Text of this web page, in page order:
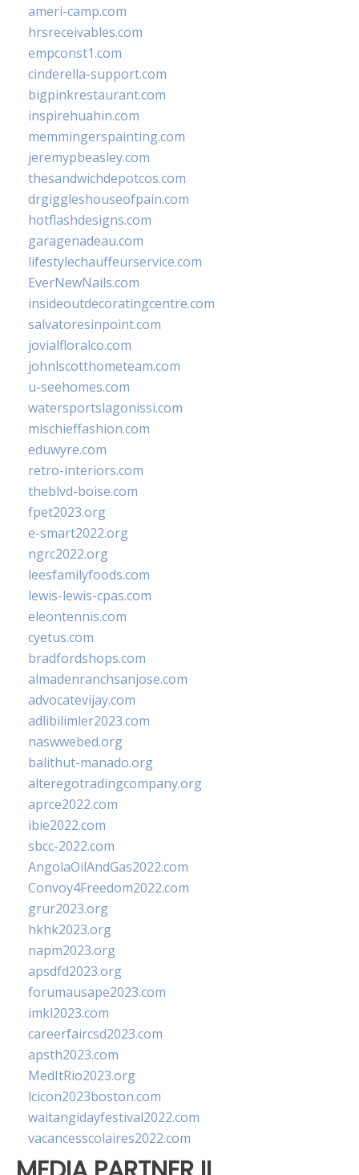
ameri-camp.com
hrsreceivables.com
empconst1.com
cinderella-support.com
bigpinkrestaurant.com
inspirehuahin.com
memmingerspainting.com
jeremypbeasley.com
thesandwichdepotcos.com
drgiggleshouseofpain.com
hotflashdesigns.com
garagenadeau.com
lifestylechauffeurservice.com
EverNewNails.com
insideoutdecoratingcentre.com
salvatoresinpoint.com
jovialfloralco.com
johnlscotthometeam.com
u-seehomes.com
watersportslagonissi.com
mischieffashion.com
eduwyre.com
retro-interiors.com
theblvd-boise.com
fpet2023.org
e-smart2022.org
ngrc2022.org
leesfamilyfoods.com
lewis-lewis-cpas.com
eleontennis.com
cyetus.com
bradfordshops.com
almadenranchsanjose.com
advocatevijay.com
adlibilimler2023.com
naswwebed.org
balithut-manado.org
alteregotradingcompany.org
aprce2022.com
ibie2022.com
sbcc-2022.com
AngolaOilAndGas2022.com
Convoy4Freedom2022.com
grur2023.org
hkhk2023.org
napm2023.org
apsdfd2023.org
forumausape2023.com
imkl2023.com
careerfaircsd2023.com
apsth2023.com
MedItRio2023.org
lcicon2023boston.com
waitangidayfestival2022.com
vacancesscolaires2022.com